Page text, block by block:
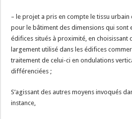
– le projet a pris en compte le tissu
pour le bâtiment des dimensions qui sont
édifices situés à proximité, en choisissant
largement utilisé dans les édifices
traitement de celui-ci en ondulations
différenciées ;
S’agissant des autres moyens invoqués
instance,